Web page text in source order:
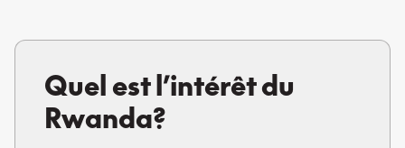
Quel est l’intérêt du
Rwanda?